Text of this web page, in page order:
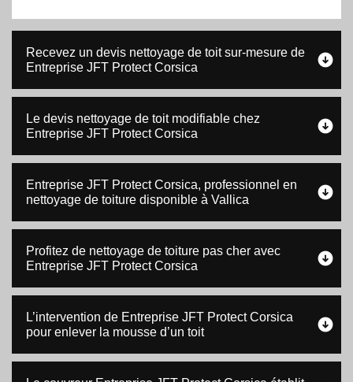
Recevez un devis nettoyage de toit sur-mesure de
Entreprise JFT Protect Corsica
Le devis nettoyage de toit modifiable chez
Entreprise JFT Protect Corsica
Entreprise JFT Protect Corsica, professionnel en
nettoyage de toiture disponible à Vallica
Profitez de nettoyage de toiture pas cher avec
Entreprise JFT Protect Corsica
L’intervention de Entreprise JFT Protect Corsica
pour enlever la mousse d’un toit